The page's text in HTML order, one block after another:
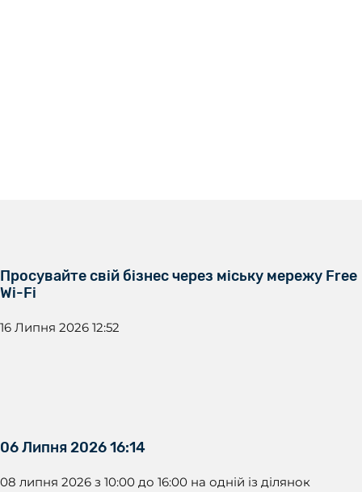
Просувайте свій бізнес через міську мережу Free
Wi-Fi
16 Липня 2026 12:52
06 Липня 2026 16:14
08 липня 2026 з 10:00 до 16:00 на одній із ділянок